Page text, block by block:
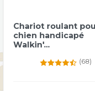
Aperçu rapide
Chariot roulant
chien handicapé
Walkin'...
(68)